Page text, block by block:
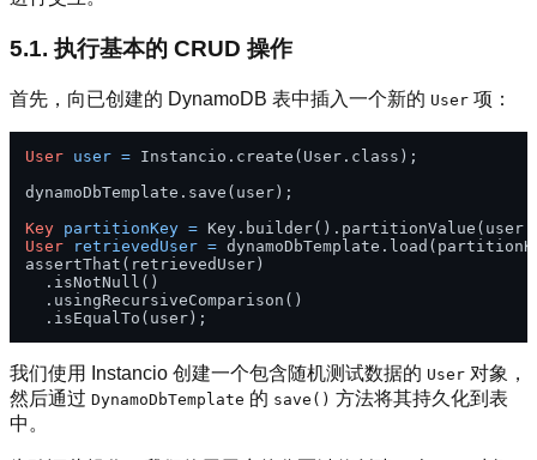
5.1. 执行基本的 CRUD 操作
首先，向已创建的 DynamoDB 表中插入一个新的 User 项：
User user = Instancio.create(User.class);
dynamoDbTemplate.save(user);
Key partitionKey =
User
retrievedUser =
assertThat(retrievedUser)
  .isNotNull()
  .usingRecursiveComparison()
我们使用 Instancio 创建一个包含随机测试数据的 User 对象，
然后通过 DynamoDbTemplate 的 save() 方法将其持久化到表
中。